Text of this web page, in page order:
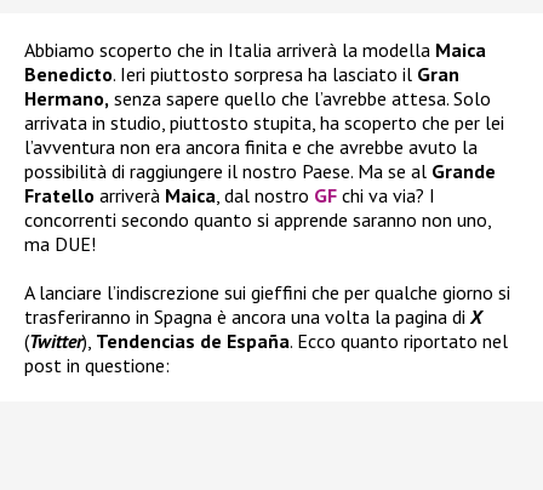
Abbiamo scoperto che in Italia arriverà la modella Maica
Benedicto. Ieri piuttosto sorpresa ha lasciato il Gran
Hermano, senza sapere quello che l’avrebbe attesa. Solo
arrivata in studio, piuttosto stupita, ha scoperto che per lei
l’avventura non era ancora finita e che avrebbe avuto la
possibilità di raggiungere il nostro Paese. Ma se al Grande
Fratello arriverà Maica, dal nostro GF chi va via? I
concorrenti secondo quanto si apprende saranno non uno,
ma DUE!
A lanciare l’indiscrezione sui gieffini che per qualche giorno si
trasferiranno in Spagna è ancora una volta la pagina diX
(Twitter), Tendencias de España. Ecco quanto riportato nel
post in questione: